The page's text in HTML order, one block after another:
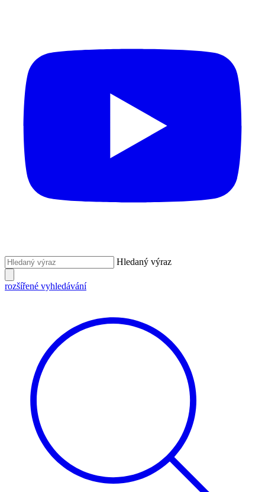
Hledaný výraz
rozšířené vyhledávání